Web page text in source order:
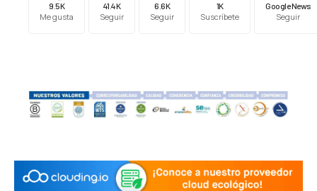
9.5K
Me gusta
41.4K
Seguir
6.6K
Seguir
1K
Suscríbete
Google News
Seguir